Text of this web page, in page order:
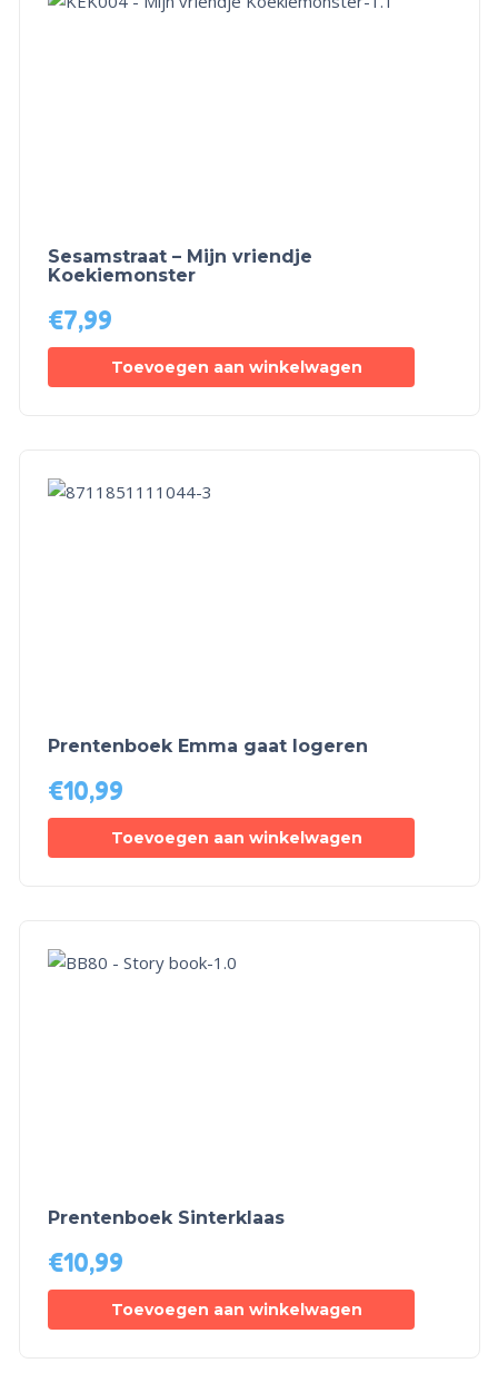
Sesamstraat – Mijn vriendje
Koekiemonster
€7,99
Toevoegen aan winkelwagen
Prentenboek Emma gaat logeren
€10,99
Toevoegen aan winkelwagen
Prentenboek Sinterklaas
€10,99
Toevoegen aan winkelwagen